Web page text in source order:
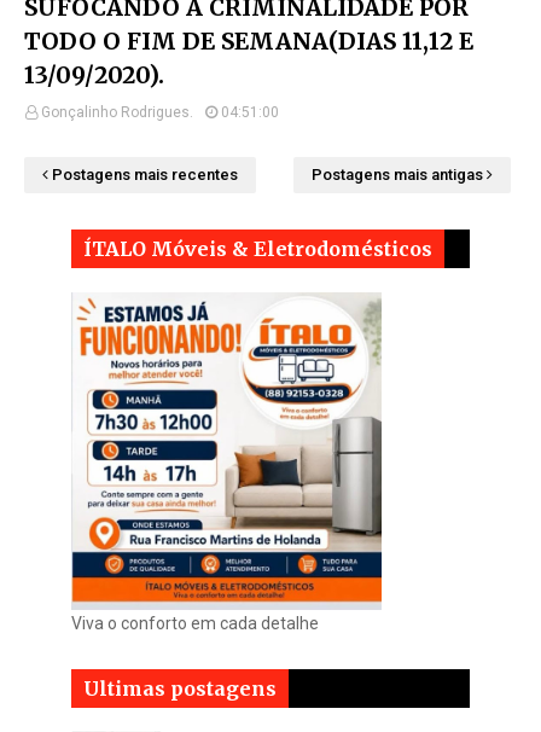
SUFOCANDO A CRIMINALIDADE POR
TODO O FIM DE SEMANA(DIAS 11,12 E
13/09/2020).
Gonçalinho Rodrigues. 04:51:00
Postagens mais recentes Postagens mais antigas
ÍTALO Móveis & Eletrodomésticos
Viva o conforto em cada detalhe
Ultimas postagens